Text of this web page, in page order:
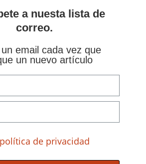
a nuesta lista de
correo.
email cada vez que
un nuevo artículo
política de privacidad